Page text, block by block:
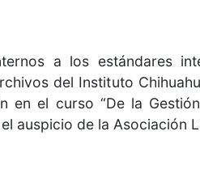
a los estándares
del Instituto
en el curso “De la
auspicio de la Asociación